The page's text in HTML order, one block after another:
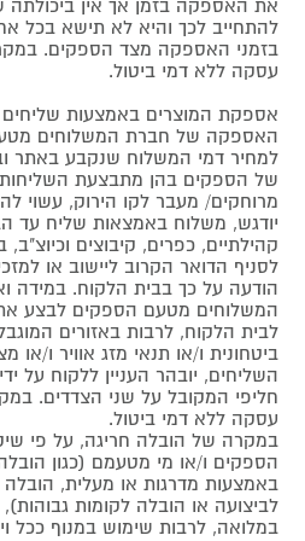
את האספקה בזמן אך אין
להתחייב לכך והיא לא תישא בכל
בזמני האספקה מצד הספקים.
עסקה ללא דמי ביטול.
אספקת המוצרים באמצעות
האספקה של חברת המשלוחים
למחיר דמי המשלוח שנקבע באתר
של הספקים בהן מתבצעת השליחות.
מרוחקים/ מעבר לקו הירוק, עשוי
יודגש, משלוח באמצאות שליח עד
קהילתיים, כפרים, קיבוצים
לסניף הדואר הקרוב ליישוב או
הודעה על כך בבית הלקוח. במידה
המשלוחים מטעם הספקים לבצע
לבית הלקוח, לרבות באזורים
ביטחונית ו/או תנאי מזג אוויר ו/או
השליחים, יובהר העניין ללקוח על
חליפי המקובל על שני הצדדים.
עסקה ללא דמי ביטול.
במקרה של הובלה חריגה, על פי
הספקים ו/או מי מטעמם (כגון
באמצעות מדרגות או מעלית,
לביצועה או הובלה לקומות
במלואה, לרבות שימוש במנוף ככל